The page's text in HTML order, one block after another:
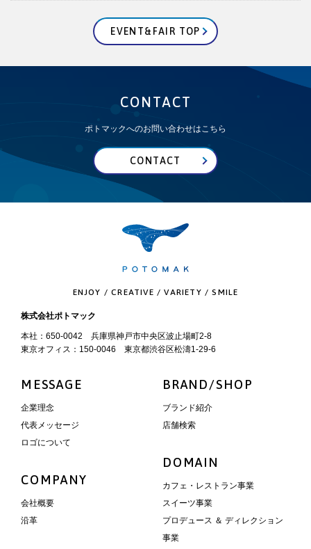
EVENT&FAIR TOP
CONTACT
ポトマックへのお問い合わせはこちら
CONTACT
ENJOY / CREATIVE / VARIETY / SMILE
株式会社ポトマック
本社：650-0042 兵庫県神戸市中央区波止場町2-8
東京オフィス：150-0046 東京都渋谷区松濤1-29-6
MESSAGE
企業理念
代表メッセージ
ロゴについて
COMPANY
会社概要
沿革
BRAND/SHOP
ブランド紹介
店舗検索
DOMAIN
カフェ・レストラン事業
スイーツ事業
プロデュース ＆ ディレクション
事業